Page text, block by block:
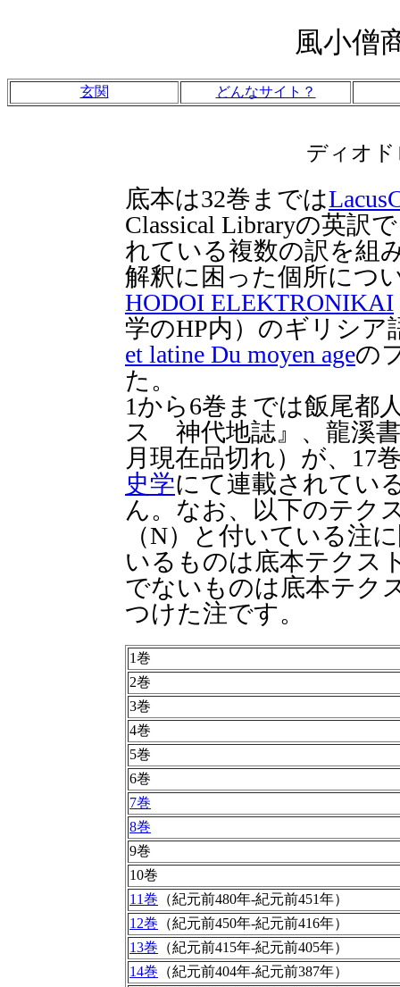
風小僧
玄関 どんなサイト？
ディオ
底本は32巻までは
Classical Libraryの英訳
れている複数の訳を組
解釈に困った個所につ
HODOI ELEKTRONIKAI
学のHP内）のギリシア
et latine Du moyen ageの
た。
1から6巻までは飯尾都
ス 神代地誌』、龍溪書
月現在品切れ）が、17
史学にて連載されてい
ん。なお、以下のテク
（N）と付いている注
いるものは底本テクス
でないものは底本テク
つけた注です。
1巻
2巻
3巻
4巻
5巻
6巻
7巻
8巻
9巻
10巻
11巻 （紀元前480年-紀元前451年）
12巻 （紀元前450年-紀元前416年）
13巻 （紀元前415年-紀元前405年）
14巻 （紀元前404年-紀元前387年）